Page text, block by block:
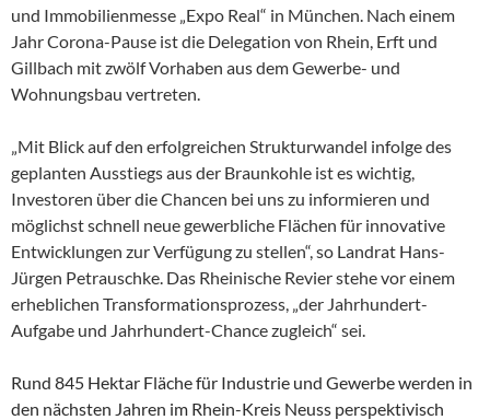
und Immobilienmesse „Expo Real“ in München. Nach einem
Jahr Corona-Pause ist die Delegation von Rhein, Erft und
Gillbach mit zwölf Vorhaben aus dem Gewerbe- und
Wohnungsbau vertreten.
„Mit Blick auf den erfolgreichen Strukturwandel infolge des
geplanten Ausstiegs aus der Braunkohle ist es wichtig,
Investoren über die Chancen bei uns zu informieren und
möglichst schnell neue gewerbliche Flächen für innovative
Entwicklungen zur Verfügung zu stellen“, so Landrat Hans-
Jürgen Petrauschke. Das Rheinische Revier stehe vor einem
erheblichen Transformationsprozess, „der Jahrhundert-
Aufgabe und Jahrhundert-Chance zugleich“ sei.
Rund 845 Hektar Fläche für Industrie und Gewerbe werden in
den nächsten Jahren im Rhein-Kreis Neuss perspektivisch